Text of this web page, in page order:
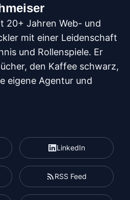
20+ Jahren Web- und
mit einer Leidenschaft
und Rollenspiele. Er
den Kaffee schwarz,
eigene Agentur und
LinkedIn
RSS Feed